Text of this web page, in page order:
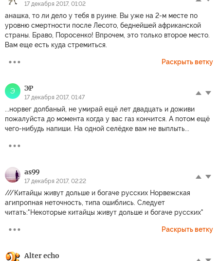
17 декабря 2017, 01:02
анашка, то ли дело у тебя в руине. Вы уже на 2-м месте по
уровню смертности после Лесото, беднейшей африканской
страны. Браво, Поросенко! Впрочем, это только второе место.
Вам еще есть куда стремиться.
Раскрыть ветку
Э ЭР
17 декабря 2017, 01:47
...норвег долбаный, не умирай ещё лет двадцать и доживи
пожалуйста до момента когда у вас газ кончится. А потом ещё
чего-нибудь напиши. На одной селёдке вам не выплыть...
as99
17 декабря 2017, 02:22
///Китайцы живут дольше и богаче русских Норвежская
агипропная неточность, типа ошиблись. Следует
читать:"Некоторые китайцы живут дольше и богаче русских"
Раскрыть ветку
Alter echo